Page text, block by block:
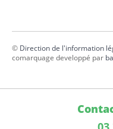
© Direction de l'information
comarquage developpé par